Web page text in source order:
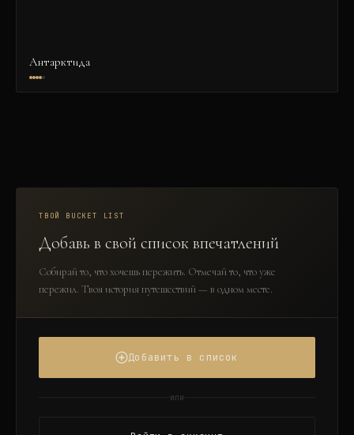
Антарктида
ТВОЙ BUCKET LIST
Добавь в свой список впечатлений
Собирай то, что хочешь пережить. Отмечай то, что уже
пережил. Твоя история путешествий — в одном месте.
Добавить в список
или